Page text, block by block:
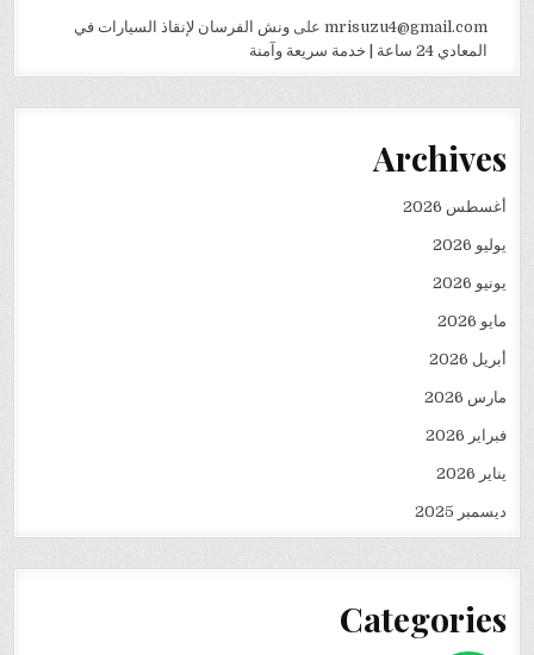
mrisuzu4@gmail.comعلى ونش الفرسان لإنقاذ السيارات في
المعادي 24 ساعة | خدمة سريعة وآمنة
Archives
أغسطس 2026
يوليو 2026
يونيو 2026
مايو 2026
أبريل 2026
مارس 2026
فبراير 2026
يناير 2026
ديسمبر 2025
Categories